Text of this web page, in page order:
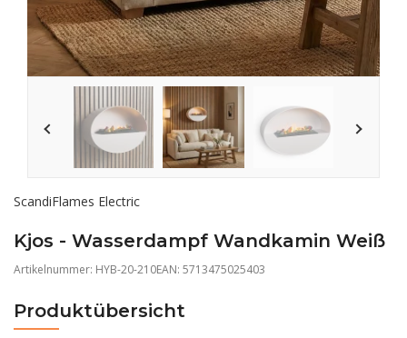
ScandiFlames Electric
Kjos - Wasserdampf Wandkamin Weiß
Artikelnummer: HYB-20-210EAN: 5713475025403
Produktübersicht